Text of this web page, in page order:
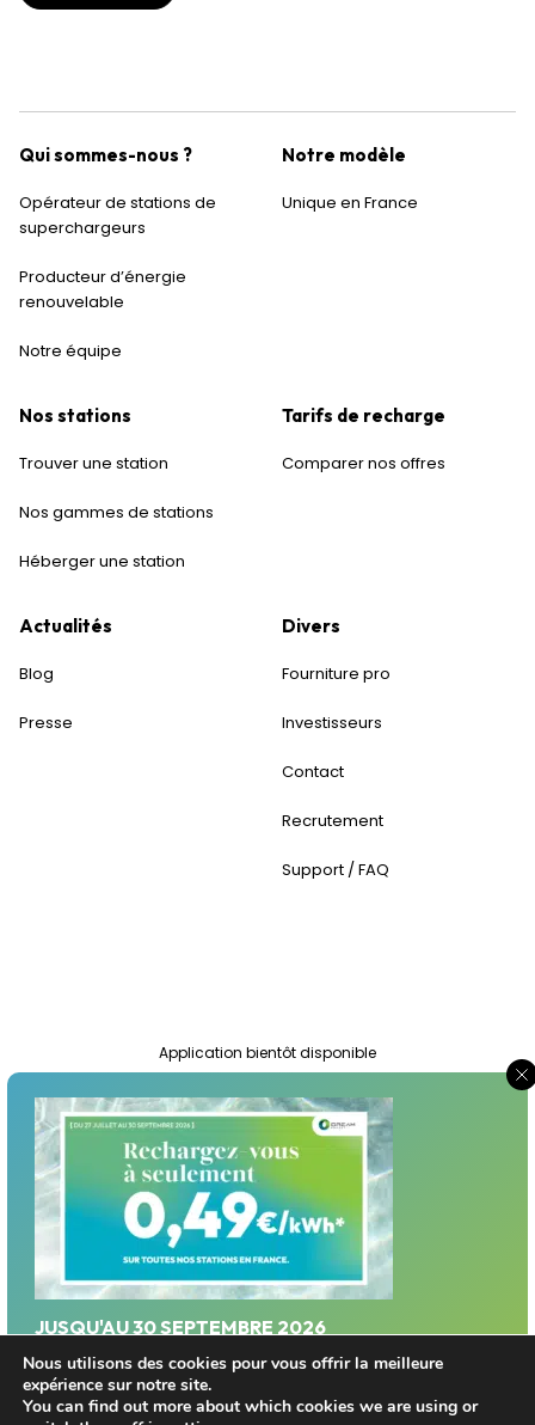
Qui sommes-nous ?
Opérateur de stations de
superchargeurs
Producteur d’énergie
renouvelable
Notre équipe
Notre modèle
Unique en France
Nos stations
Trouver une station
Nos gammes de stations
Héberger une station
Tarifs de recharge
Comparer nos offres
Actualités
Blog
Presse
Divers
Fourniture pro
Investisseurs
Contact
Recrutement
Support / FAQ
Application bientôt disponible
Suivez-nous :
Mentions légales
Politique de Protection des Données Personnelles
JUSQU'AU 30 SEPTEMBRE 2026
Profitez d'un tarif privilégié sur le réseau Dream
Energy!
Nous utilisons des cookies pour vous offrir la meilleure
expérience sur notre site.
You can find out more about which cookies we are using or